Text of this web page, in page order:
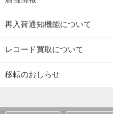
再入荷通知機能について
レコード買取について
移転のおしらせ